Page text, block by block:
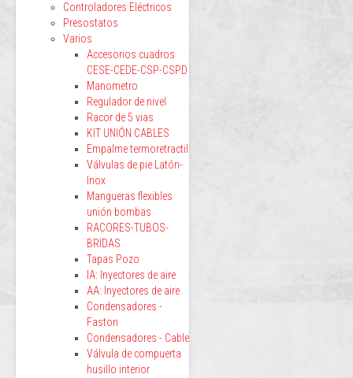
Controladores Eléctricos
Presostatos
Varios
Accesorios cuadros
CESE-CEDE-CSP-CSPD
Manometro
Regulador de nivel
Racor de 5 vias
KIT UNIÓN CABLES
Empalme termoretractil
Válvulas de pie Latón-
Inox
Mangueras flexibles
unión bombas
RACORES-TUBOS-
BRIDAS
Tapas Pozo
IA: Inyectores de aire
AA: Inyectores de aire
Condensadores -
Faston
Condensadores - Cable
Válvula de compuerta
husillo interior